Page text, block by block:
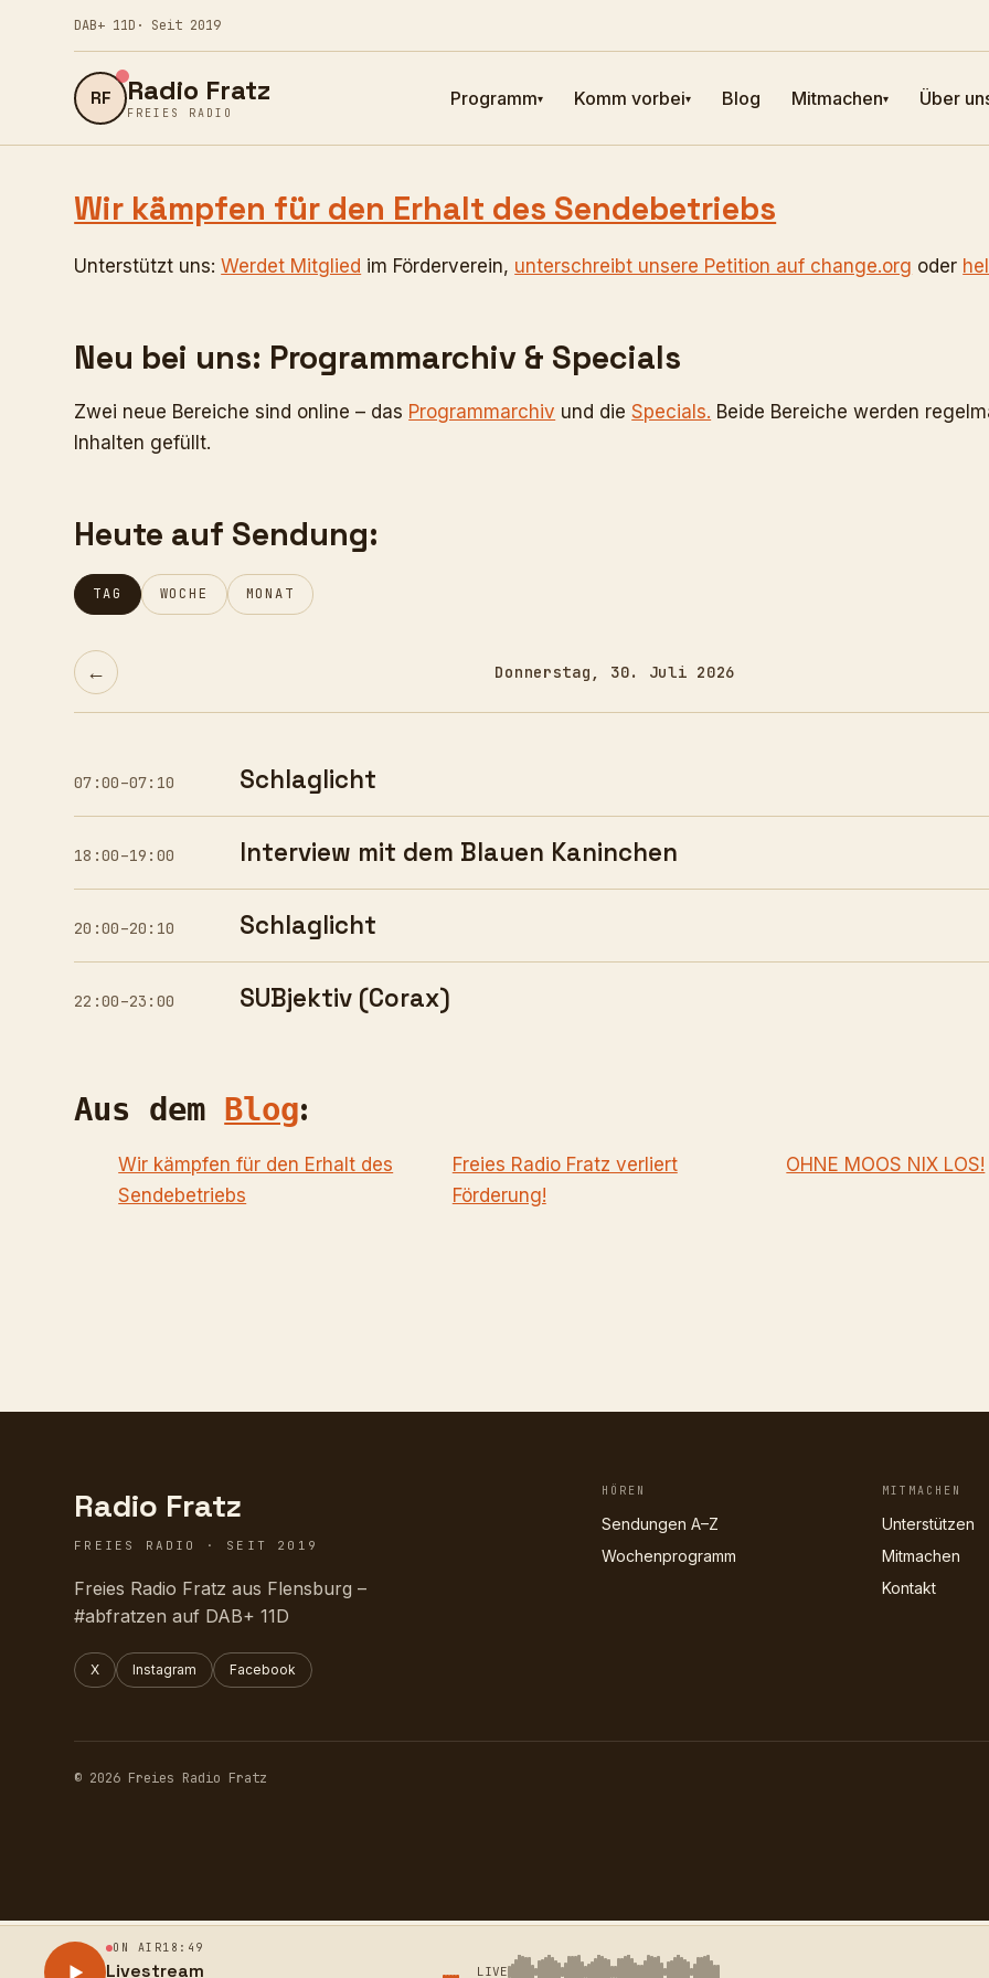
DAB+ 11D · Seit 2019
RF Radio Fratz
FREIES RADIO
Programm▾ Komm vorbei▾ Blog Mitmachen▾ Über
Wir kämpfen für den Erhalt des Sendebetriebs
Unterstützt uns:Werdet Mitglied im Förderverein, unterschreibt unsere Petition auf change.org oder
Neu bei uns: Programmarchiv & Specials
Zwei neue Bereiche sind online – das Programmarchiv und dieSpecials. Beide Bereiche werden
Inhalten gefüllt.
Heute auf Sendung:
TAG WOCHE MONAT
← Donnerstag, 30. Juli 2026
07:00–07:10 Schlaglicht
18:00–19:00 Interview mit dem Blauen Kaninchen
20:00–20:10 Schlaglicht
22:00–23:00 SUBjektiv (Corax)
Aus dem Blog:
Wir kämpfen für den Erhalt des
Sendebetriebs
Freies Radio Fratz verliert
Förderung!
OHNE MOOS NIX LOS!
Radio Fratz
FREIES RADIO · SEIT 2019
Freies Radio Fratz aus Flensburg –
#abfratzen auf DAB+ 11D
X Instagram Facebook
HÖREN
Sendungen A–Z
Wochenprogramm
MITMACHEN
Unterstützen
Mitmachen
Kontakt
© 2026 Freies Radio Fratz
ON AIR18:49
Livestream LIVE